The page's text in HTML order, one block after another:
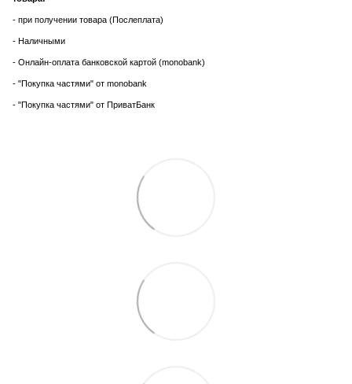
- при получении товара (Послеплата)
- Наличными
- Онлайн-оплата банковской картой (monobank)
- "Покупка частями" от monobank
- "Покупка частями" от ПриватБанк